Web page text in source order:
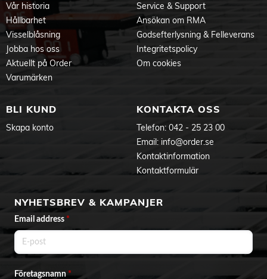
Vår historia
Hållbarhet
Visselblåsning
Jobba hos oss
Aktuellt på Order
Varumärken
Service & Support
Ansökan om RMA
Godsefterlysning & Felleverans
Integritetspolicy
Om cookies
BLI KUND
Skapa konto
KONTAKTA OSS
Telefon: 042 - 25 23 00
Email: info@order.se
Kontaktinformation
Kontaktformulär
NYHETSBREV & KAMPANJER
Email address *
Företagsnamn*